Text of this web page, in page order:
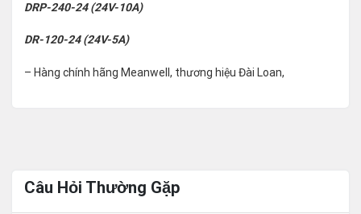
DRP-240-24 (24V-10A)
DR-120-24 (24V-5A)
– Hàng chính hãng Meanwell, thương hiệu Đài Loan,
Câu Hỏi Thường Gặp